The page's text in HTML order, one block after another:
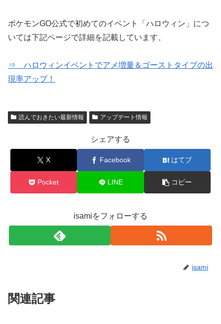
ポケモンGO公式で初めてのイベント「ハロウィン」につ
いては下記ページで詳細を記載しています。
⇒ ハロウィンイベントでアメ増量＆ゴーストタイプの出
現率アップ！
読んでおきたい最新情報 アップデート情報
シェアする
X Facebook はてブ
Pocket LINE コピー
isamiをフォローする
isami
関連記事